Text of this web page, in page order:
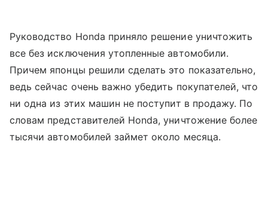
Руководство Honda приняло решение уничтожить
все без исключения утопленные автомобили.
Причем японцы решили сделать это показательно,
ведь сейчас очень важно убедить покупателей, что
ни одна из этих машин не поступит в продажу. По
словам представителей Honda, уничтожение более
тысячи автомобилей займет около месяца.